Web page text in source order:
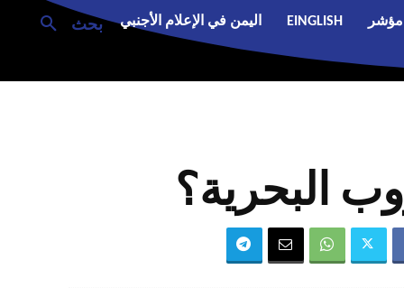
بحث مؤشر EINGLISH اليمن في الإعلام الأجنبي
البحرية؟